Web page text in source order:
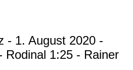
- 1. August 2020 -
Rodinal 1:25 - Rainer